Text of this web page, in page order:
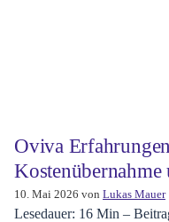
Oviva
10. Mai 2026 von Lukas Mauer
Lesedauer: 16 Min –